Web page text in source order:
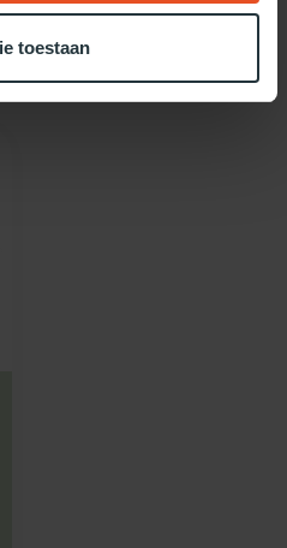
toestaan